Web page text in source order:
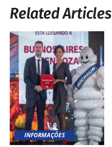
Related Articles
INFORMAÇÕES